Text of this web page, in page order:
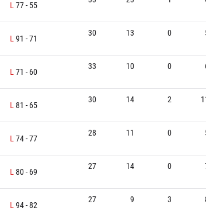
L77- 55
L91 -71
30 13 0
L71 - 60
33 10 0
L81 - 65
30 14 2
L74-77
28 11 0
L80- 69
27 14 0
L94-82
27 9 3